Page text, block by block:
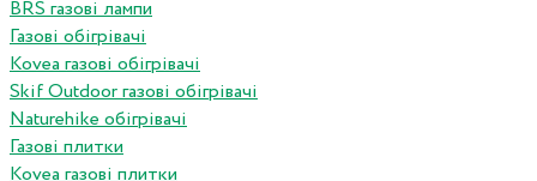
BRS газові лампи
Газові обігрівачі
Kovea газові обігрівачі
Skif Outdoor газові обігрівачі
Naturehike обігрівачі
Газові плитки
Kovea газові плитки